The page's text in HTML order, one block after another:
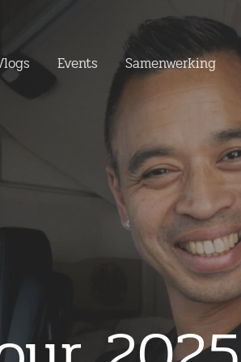
Events Samenwerking